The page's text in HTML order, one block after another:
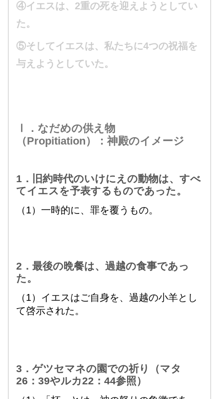
④イエスは、2重の死を迎えようとしてい
た。
⑤そしてイエスは、私たちに4つの祝福を
与えようとしていた。
Ⅰ．なだめの供え物
（Propitiation）：神殿のイメージ
1．旧約時代のいけにえの動物は、すべ
てイエスを予表するものであった。
（1）一時的に、罪を覆うもの。
2．最後の晩餐は、過越の食事であっ
た。
（1）イエスはご自身を、過越の小羊とし
て啓示された。
3．ゲツセマネの園での祈り（マタ
26：39やルカ22：44参照）